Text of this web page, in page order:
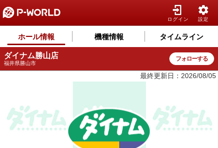
ログイン 設定
ホール情報 機種情報 タイムライン
ダイナム勝山店
福井県勝山市
フォローする
最終更新日：2026/08/05